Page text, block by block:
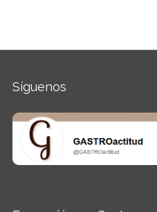
Síguenos